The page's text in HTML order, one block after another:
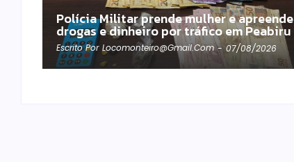
Polícia Militar prende mulher e apreende
drogas e dinheiro por tráfico em Peabiru
Escrito Por Locomonteiro@gmail.com - 07/08/2026